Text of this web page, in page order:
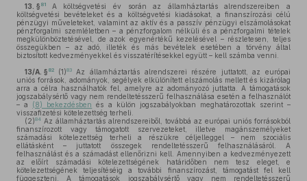
13. § 81
A költségvetési év során az államháztartás alrendszereiben a
költségvetési bevételeket és a költségvetési kiadásokat, a finanszírozási célú
pénzügyi műveleteket, valamint az aktív és a passzív pénzügyi elszámolásokat
pénzforgalmi szemléletben – a pénzforgalom nélküli és a pénzforgalmi tételek
megkülönböztetésével, de azok egyenértékű kezelésével – részletesen, teljes
összegükben – az adó, illeték és más bevételek esetében a törvény által
biztosított kedvezményekkel és visszatérítésekkel együtt – kell számba venni.
13/A. § 82 (1)83Az államháztartás alrendszerei részére juttatott, az európai
uniós források, adományok, segélyek elkülönített elszámolás mellett és kizárólag
arra a célra használhatók fel, amelyre az adományozó juttatta. A támogatások
jogszabálysértő vagy nem rendeltetésszerű felhasználása esetén a felhasználót
– a (8) bekezdésben és a külön jogszabályokban meghatározottak szerint –
visszafizetési kötelezettség terheli.
(2)84 Az államháztartás alrendszereiből, továbbá az európai uniós forrásokból
finanszírozott vagy támogatott szervezeteket, illetve magánszemélyeket
számadási kötelezettség terheli a részükre céljelleggel – nem szociális
ellátásként – juttatott összegek rendeltetésszerű felhasználásáról. A
felhasználást és a számadást ellenőrizni kell. Amennyiben a kedvezményezett
az előírt számadási kötelezettségének határidőben nem tesz eleget, e
kötelezettségének teljesítéséig a további finanszírozást, támogatást fel kell
függeszteni. A támogatások jogszabálysértő vagy nem rendeltetésszerű